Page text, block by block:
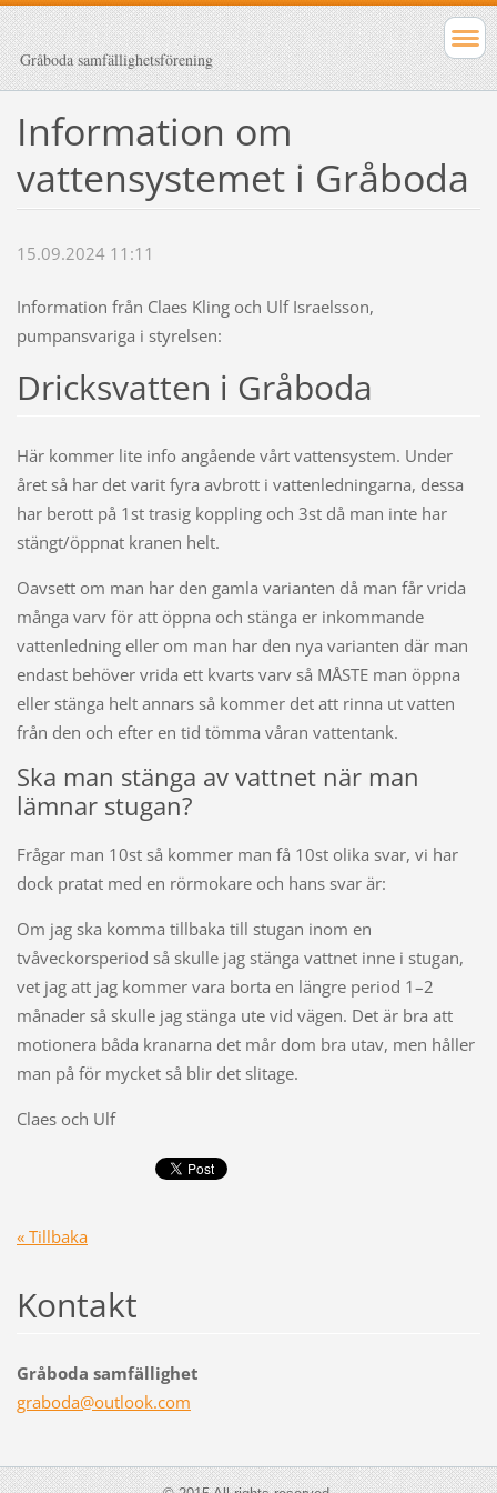
Gråboda samfällighetsförening
Information om
vattensystemet i Gråboda
15.09.2024 11:11
Information från Claes Kling och Ulf Israelsson,
pumpansvariga i styrelsen:
Dricksvatten i Gråboda
Här kommer lite info angående vårt vattensystem. Under
året så har det varit fyra avbrott i vattenledningarna, dessa
har berott på 1st trasig koppling och 3st då man inte har
stängt/öppnat kranen helt.
Oavsett om man har den gamla varianten då man får vrida
många varv för att öppna och stänga er inkommande
vattenledning eller om man har den nya varianten där man
endast behöver vrida ett kvarts varv så MÅSTE man öppna
eller stänga helt annars så kommer det att rinna ut vatten
från den och efter en tid tömma våran vattentank.
Ska man stänga av vattnet när man
lämnar stugan?
Frågar man 10st så kommer man få 10st olika svar, vi har
dock pratat med en rörmokare och hans svar är:
Om jag ska komma tillbaka till stugan inom en
tvåveckorsperiod så skulle jag stänga vattnet inne i stugan,
vet jag att jag kommer vara borta en längre period 1–2
månader så skulle jag stänga ute vid vägen. Det är bra att
motionera båda kranarna det mår dom bra utav, men håller
man på för mycket så blir det slitage.
Claes och Ulf
« Tillbaka
Kontakt
Gråboda samfällighet
graboda@outlook.com